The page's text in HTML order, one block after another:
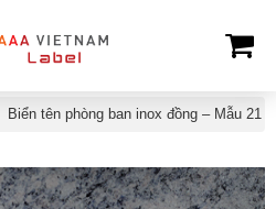
Biển tên phòng ban inox đồng – Mẫu 21